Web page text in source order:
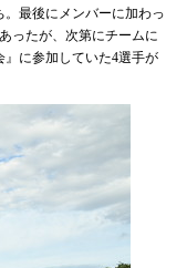
最後にメンバーに加わっ
ったが、次第にチームに
に参加していた4選手が